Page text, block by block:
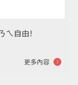
ㄟ自由!
更多內容